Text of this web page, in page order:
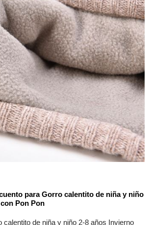
Básico
Unisex
paraGorro calentito de niña y niño
Pon Pon
calentito de niña y niño 2-8 años Invierno